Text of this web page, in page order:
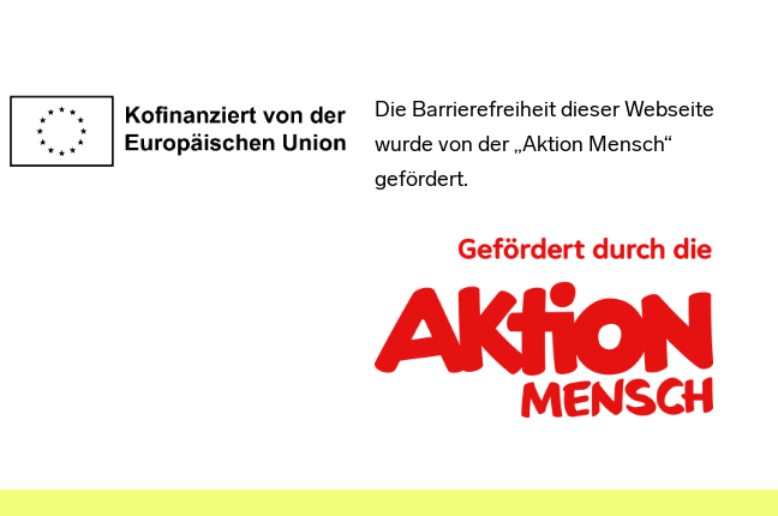
Die Barrierefreiheit dieser Webseite
wurde von der „Aktion Mensch“
gefördert.